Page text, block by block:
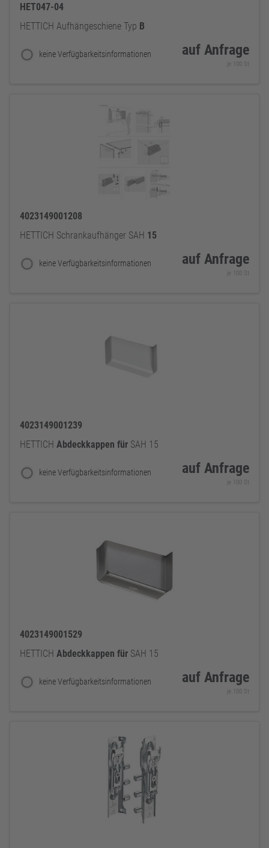
HET047-04
HETTICH Aufhängeschiene Typ B
keine Verfügbarkeitsinformationen auf Anfrage
je 100 St
4023149001208
HETTICH Schrankaufhänger SAH 15
keine Verfügbarkeitsinformationen auf Anfrage
je 100 St
4023149001239
HETTICH Abdeckkappen für SAH 15
keine Verfügbarkeitsinformationen auf Anfrage
je 100 St
4023149001529
HETTICH Abdeckkappen für SAH 15
keine Verfügbarkeitsinformationen auf Anfrage
je 100 St